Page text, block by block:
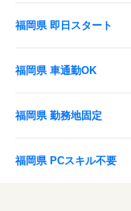
福岡県 即日スタート
福岡県 車通勤OK
福岡県 勤務地固定
福岡県 PCスキル不要